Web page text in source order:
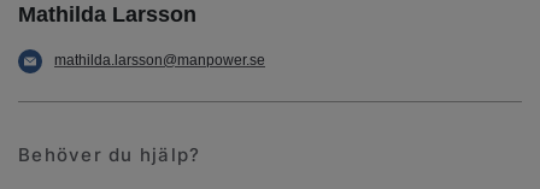
Mathilda Larsson
mathilda.larsson@manpower.se
Behöver du hjälp?